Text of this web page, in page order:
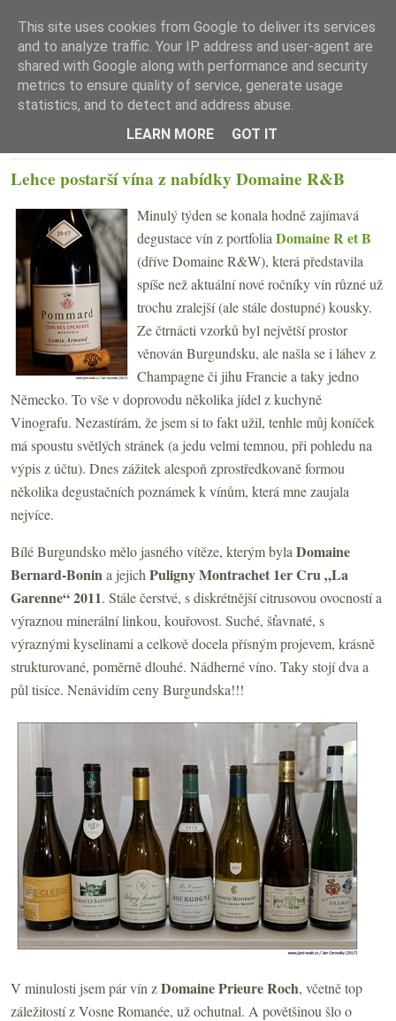
☰ Menu
Lehce postarší vína z nabídky Domaine R&B
Minulý týden se konala hodně zajímavá
degustace vín z portfolia Domaine R et B
(dříve Domaine R&W), která představila
spíše než aktuální nové ročníky vín různé už
trochu zralejší (ale stále dostupné) kousky.
Ze čtrnácti vzorků byl největší prostor
věnován Burgundsku, ale našla se i láhev z
Champagne či jihu Francie a taky jedno
Německo. To vše v doprovodu několika jídel z kuchyně
Vinografu. Nezastírám, že jsem si to fakt užil, tenhle můj koníček
má spoustu světlých stránek (a jedu velmi temnou, při pohledu na
výpis z účtu). Dnes zážitek alespoň zprostředkovaně formou
několika degustačních poznámek k vínům, která mne zaujala
nejvíce.
Bílé Burgundsko mělo jasného vítěze, kterým byla Domaine
Bernard-Bonina jejich Puligny Montrachet 1er Cru „La
Garenne“ 2011. Stále čerstvé, s diskrétnější citrusovou ovocností a
výraznou minerální linkou, kouřovost. Suché, šťavnaté, s
výraznými kyselinami a celkově docela přísným projevem, krásně
strukturované, poměrně dlouhé. Nádherné víno. Taky stojí dva a
půl tisíce. Nenávidím ceny Burgundska!!!
V minulosti jsem pár vín zDomaine Prieure Roch, včetně top
záležitostí z Vosne Romanée, už ochutnal. A povětšinou šlo o
This site uses cookies from Google to deliver its services
and to analyze traffic. Your IP address and user-agent are
shared with Google along with performance and security
metrics to ensure quality of service, generate usage
statistics, and to detect and address abuse.
LEARN MORE
GOT IT